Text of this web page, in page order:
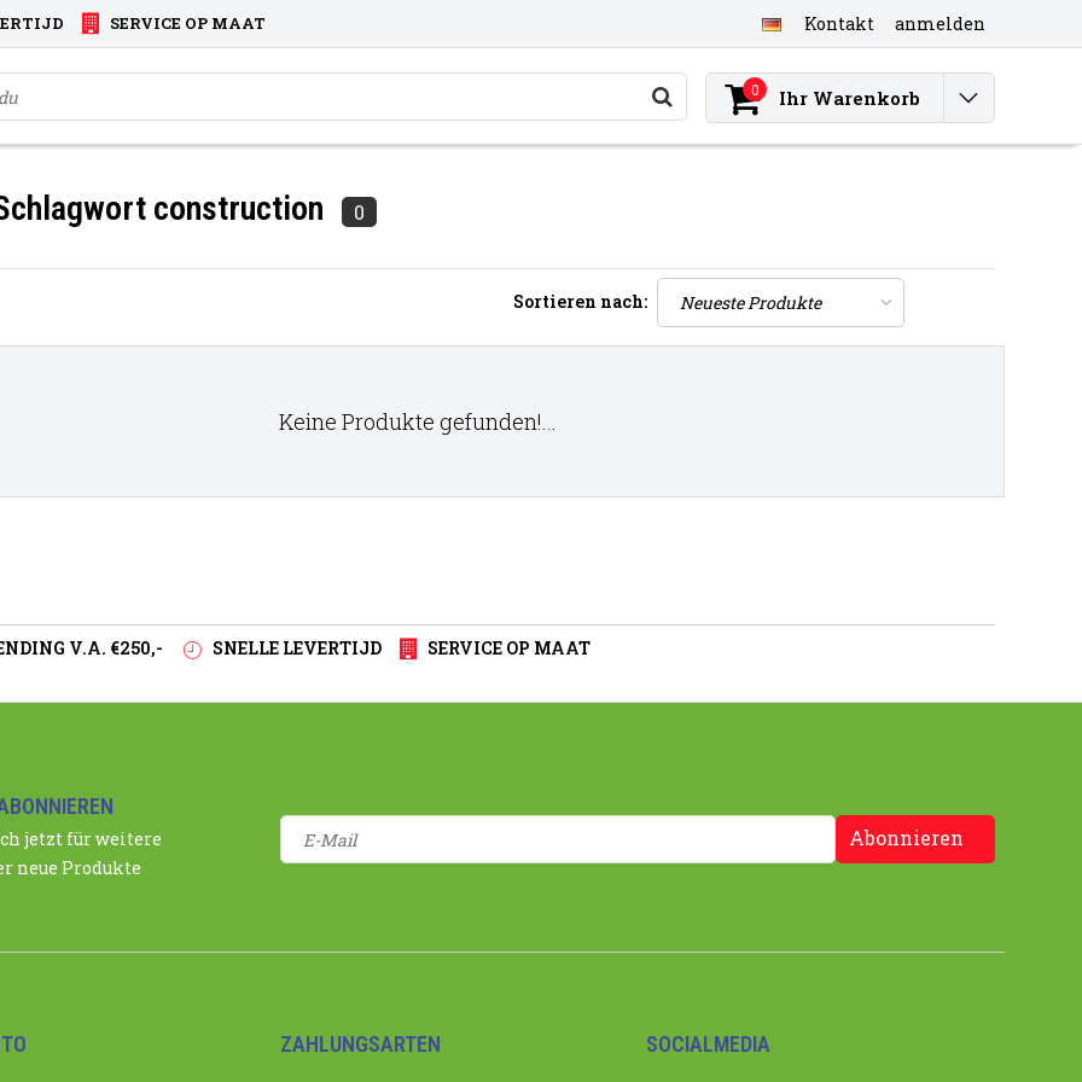
SERVICE OP MAAT Kontakt anmelden
0 Ihr Warenkorb
construction 0
Sortieren nach:
Keine Produkte gefunden!...
V.A. €250,- SNELLE LEVERTIJD SERVICE OP MAAT
jetzt für weitere
neue Produkte
Abonnieren
ZAHLUNGSARTEN SOCIALMEDIA